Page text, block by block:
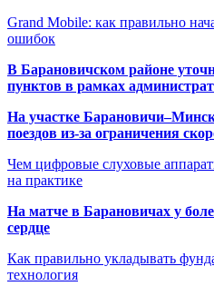
Grand Mobile: как правильно
ошибок
В Барановичском районе
пунктов в рамках
На участке
поездов из-за ограничения
Чем цифровые слуховые
на практике
На матче в Барановичах у
сердце
Как правильно укладывать
технология